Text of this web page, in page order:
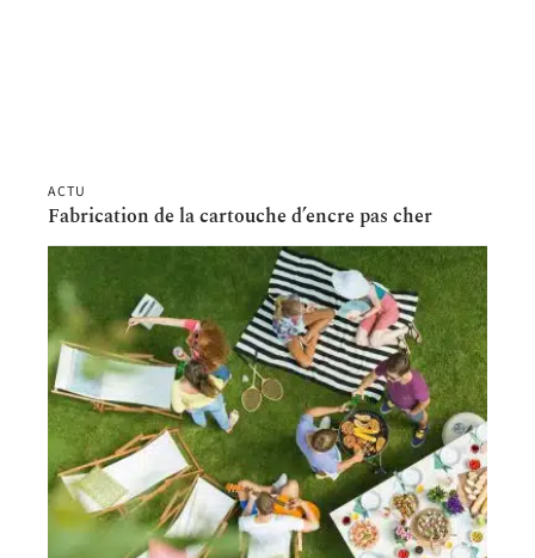
ACTU
Fabrication de la cartouche d’encre pas cher